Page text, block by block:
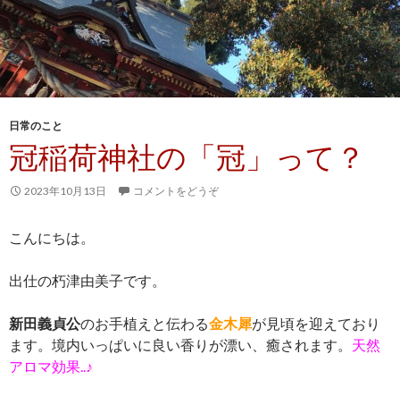
日常のこと
冠稲荷神社の「冠」って？
2023年10月13日 コメントをどうぞ
こんにちは。
出仕の朽津由美子です。
新田義貞公のお手植えと伝わる金木犀が見頃を迎えており
ます。境内いっぱいに良い香りが漂い、癒されます。 天然
アロマ効果..♪